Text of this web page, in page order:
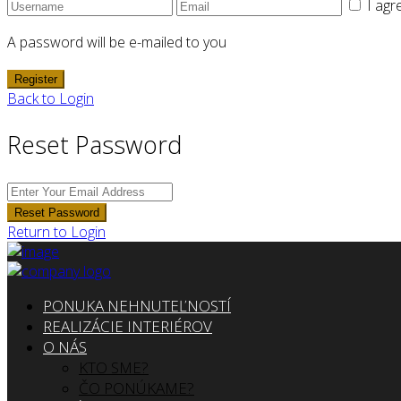
I
A password will be e-mailed to you
Register
Back to Login
Reset Password
Reset Password
Return to Login
PONUKA NEHNUTEĽNOSTÍ
REALIZÁCIE INTERIÉROV
O NÁS
KTO SME?
ČO PONÚKAME?